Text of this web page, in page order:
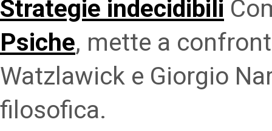
Strategie indecidibili
Psiche, mette a
Watzlawick e Giorgio
filosofica.